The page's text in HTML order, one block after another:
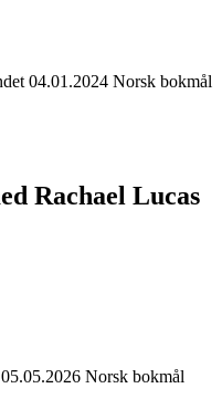
04.01.2024 Norsk bokmål
Rachael Lucas
05.05.2026 Norsk bokmål